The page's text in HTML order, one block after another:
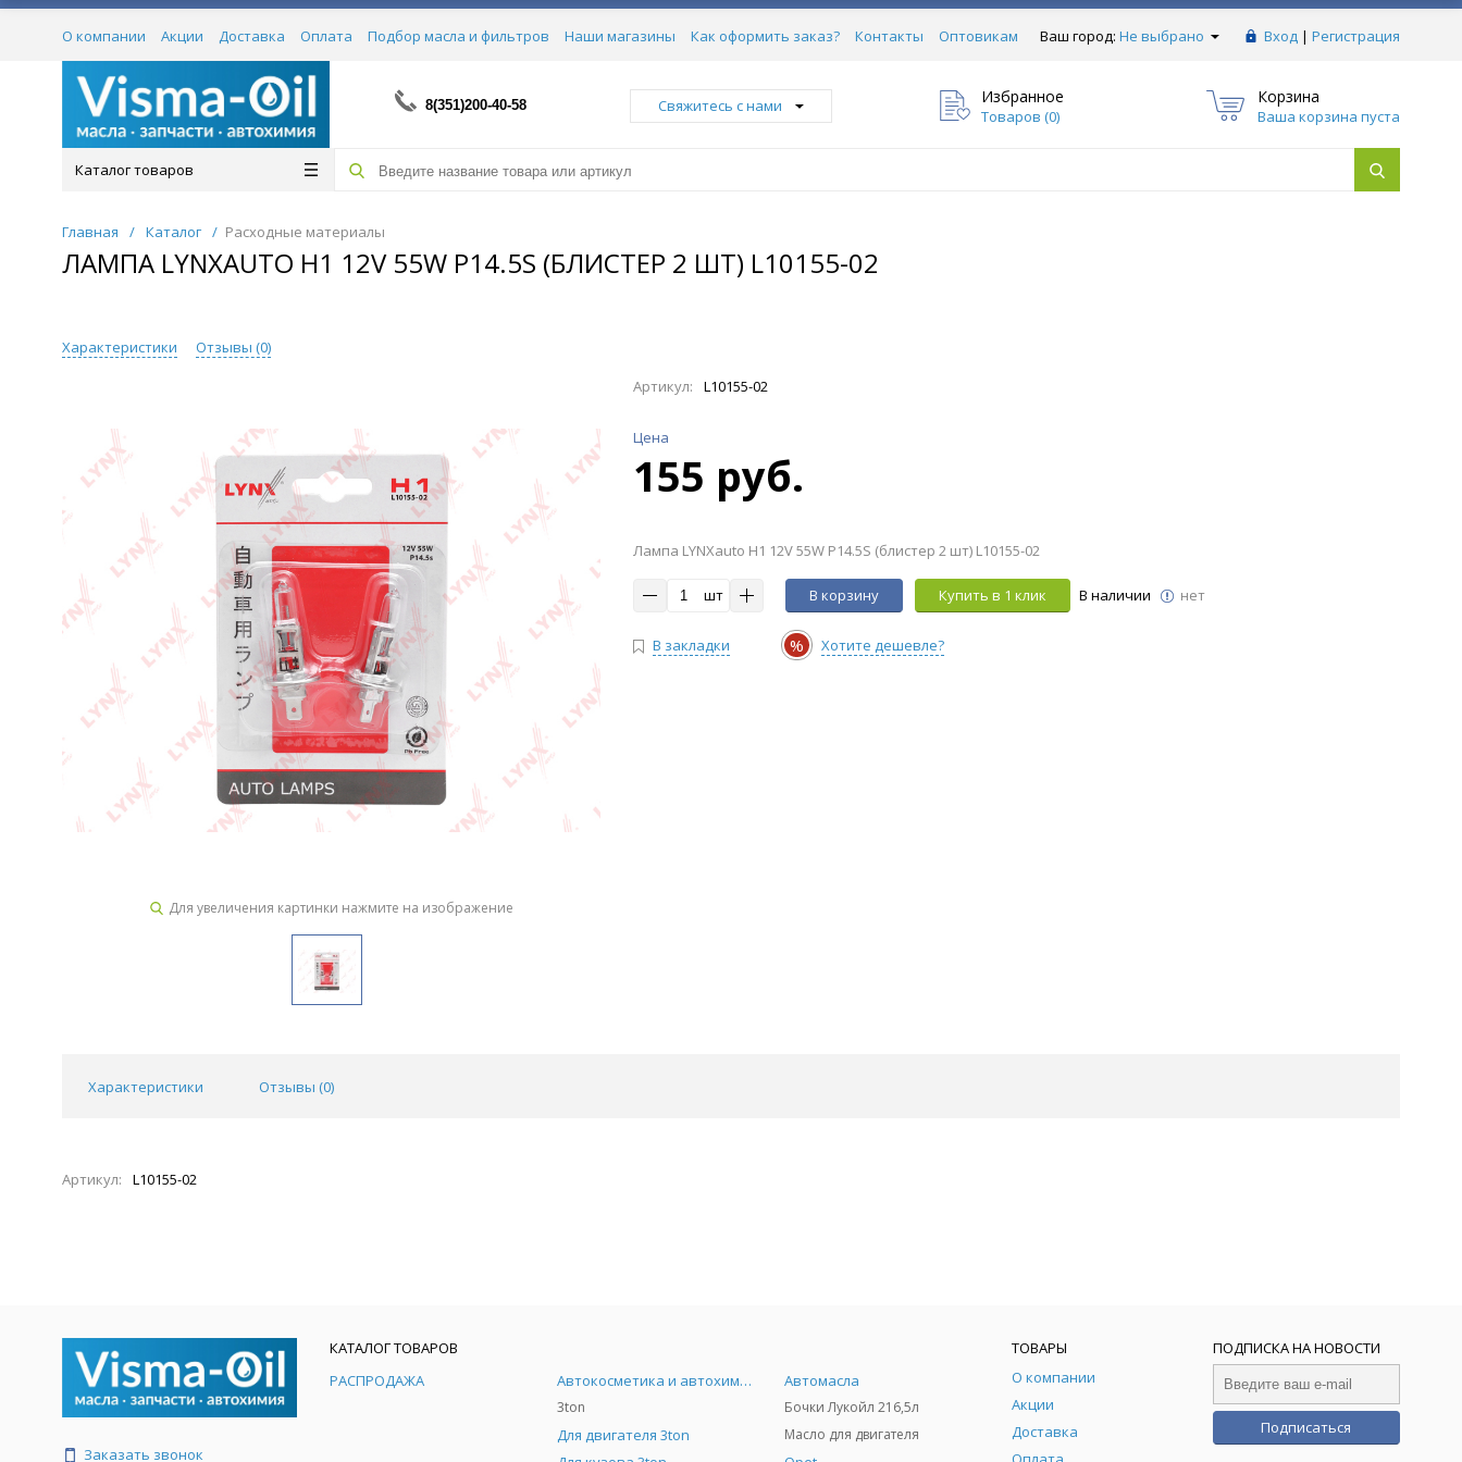
Ваш город: Не выбрано Вход | Регистрация
О компании Акции Доставка Оплата Подбор масла и фильтров Наши магазины Как оформить заказ? Контакты
Оптовикам
Сертификаты
8(351)200-40-58 Свяжитесь с нами Избранное
Товаров (0)
Корзина
Ваша корзина пуста
Каталог товаров
Главная / Каталог / Расходные материалы
ЛАМПА LYNXAUTO H1 12V 55W P14.5S (БЛИСТЕР 2 ШТ) L10155-02
Характеристики Отзывы (0)
Для увеличения картинки нажмите на изображение
Артикул: L10155-02
Цена
155 руб.
Лампа LYNXauto H1 12V 55W P14.5S (блистер 2 шт) L10155-02
шт В корзину Купить в 1 клик В наличии нет
В закладки % Хотите дешевле?
Характеристики Отзывы (0)
Артикул: L10155-02
Заказать звонок
КАТАЛОГ ТОВАРОВ
РАСПРОДАЖА
Автокосметика и автохимия
3ton
Для двигателя 3ton
Автомасла
Бочки Лукойл 216,5л
Масло для двигателя
ТОВАРЫ
О компании
Акции
Доставка
ПОДПИСКА НА НОВОСТИ
Подписаться